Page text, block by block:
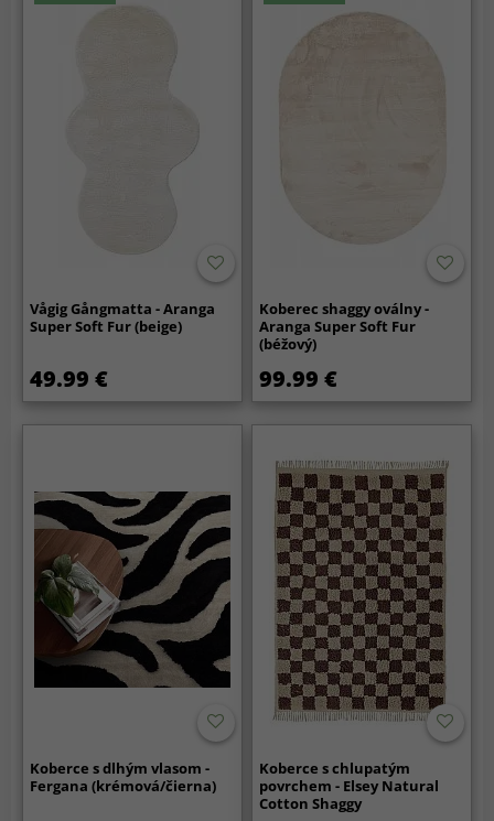
Vågig Gångmatta - Aranga
Super Soft Fur (beige)
49.99 €
Koberec shaggy oválny -
Aranga Super Soft Fur
(béžový)
99.99 €
Koberce s dlhým vlasom -
Fergana (krémová/čierna)
Koberce s chlupatým
povrchem - Elsey Natural
Cotton Shaggy